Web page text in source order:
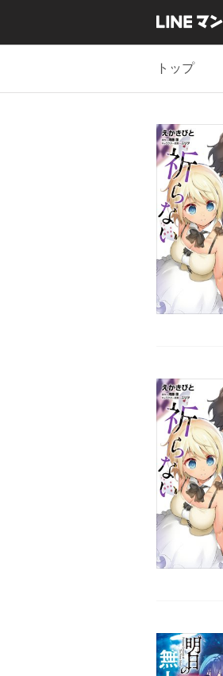
トップ